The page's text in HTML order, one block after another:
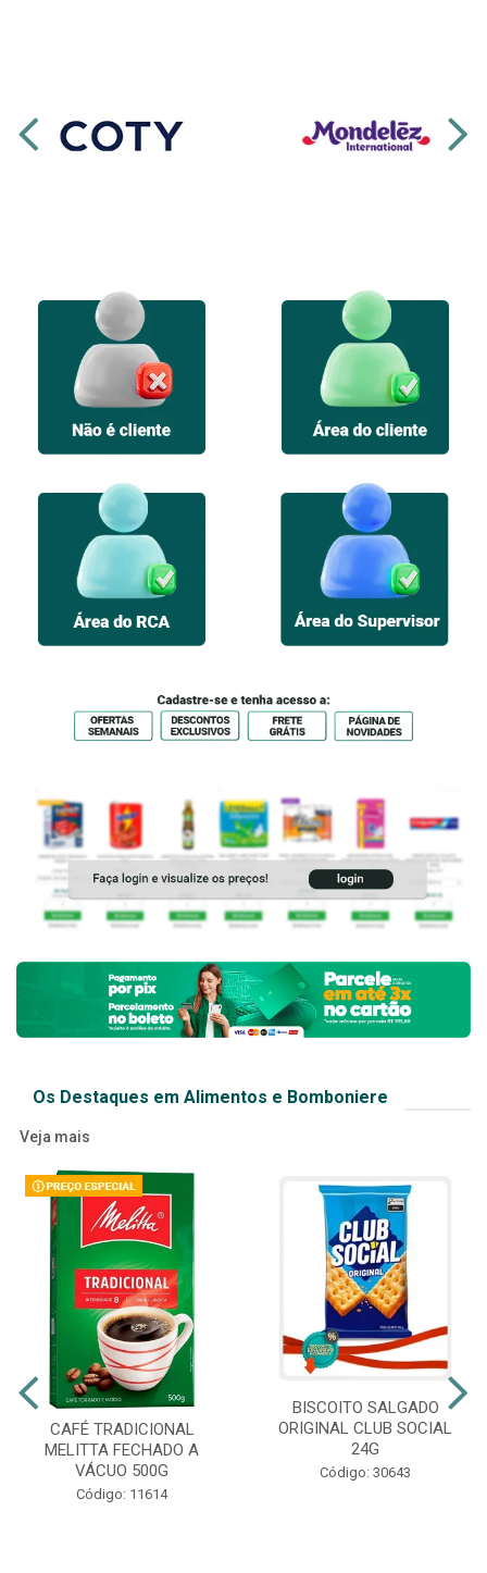
Os Destaques em Alimentos e Bomboniere
Veja mais
CAFÉ TRADICIONAL
MELITTA FECHADO A
VÁCUO 500G
Código: 11614
BISCOITO SALGADO
ORIGINAL CLUB SOCIAL
24G
Código: 30643